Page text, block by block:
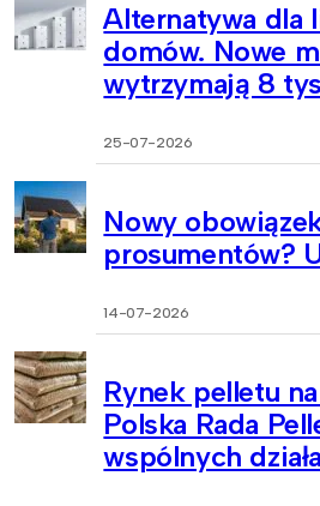
Alternatywa dla
domów. Nowe
wytrzymają 8
25-07-2026
Nowy
prosumentów?
14-07-2026
Rynek pelletu
Polska Rada
wspólnych